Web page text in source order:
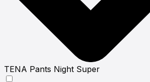
TENA Pants Night Super